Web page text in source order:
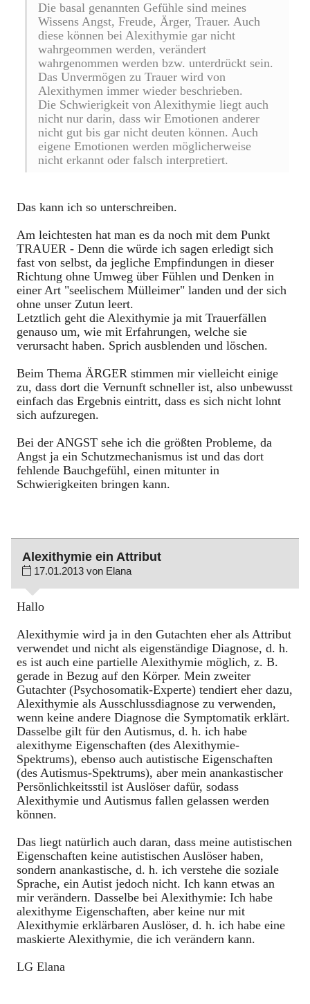
Die basal genannten Gefühle sind meines
Wissens Angst, Freude, Ärger, Trauer. Auch
diese können bei Alexithymie gar nicht
wahrgeommen werden, verändert
wahrgenommen werden bzw. unterdrückt sein.
Das Unvermögen zu Trauer wird von
Alexithymen immer wieder beschrieben.
Die Schwierigkeit von Alexithymie liegt auch
nicht nur darin, dass wir Emotionen anderer
nicht gut bis gar nicht deuten können. Auch
eigene Emotionen werden möglicherweise
nicht erkannt oder falsch interpretiert.
Das kann ich so unterschreiben.
Am leichtesten hat man es da noch mit dem Punkt
TRAUER - Denn die würde ich sagen erledigt sich
fast von selbst, da jegliche Empfindungen in dieser
Richtung ohne Umweg über Fühlen und Denken in
einer Art "seelischem Mülleimer" landen und der sich
ohne unser Zutun leert.
Letztlich geht die Alexithymie ja mit Trauerfällen
genauso um, wie mit Erfahrungen, welche sie
verursacht haben. Sprich ausblenden und löschen.
Beim Thema ÄRGER stimmen mir vielleicht einige
zu, dass dort die Vernunft schneller ist, also unbewusst
einfach das Ergebnis eintritt, dass es sich nicht lohnt
sich aufzuregen.
Bei der ANGST sehe ich die größten Probleme, da
Angst ja ein Schutzmechanismus ist und das dort
fehlende Bauchgefühl, einen mitunter in
Schwierigkeiten bringen kann.
Alexithymie ein Attribut
17.01.2013 von Elana
Hallo
Alexithymie wird ja in den Gutachten eher als Attribut
verwendet und nicht als eigenständige Diagnose, d. h.
es ist auch eine partielle Alexithymie möglich, z. B.
gerade in Bezug auf den Körper. Mein zweiter
Gutachter (Psychosomatik-Experte) tendiert eher dazu,
Alexithymie als Ausschlussdiagnose zu verwenden,
wenn keine andere Diagnose die Symptomatik erklärt.
Dasselbe gilt für den Autismus, d. h. ich habe
alexithyme Eigenschaften (des Alexithymie-
Spektrums), ebenso auch autistische Eigenschaften
(des Autismus-Spektrums), aber mein anankastischer
Persönlichkeitsstil ist Auslöser dafür, sodass
Alexithymie und Autismus fallen gelassen werden
können.
Das liegt natürlich auch daran, dass meine autistischen
Eigenschaften keine autistischen Auslöser haben,
sondern anankastische, d. h. ich verstehe die soziale
Sprache, ein Autist jedoch nicht. Ich kann etwas an
mir verändern. Dasselbe bei Alexithymie: Ich habe
alexithyme Eigenschaften, aber keine nur mit
Alexithymie erklärbaren Auslöser, d. h. ich habe eine
maskierte Alexithymie, die ich verändern kann.
LG Elana